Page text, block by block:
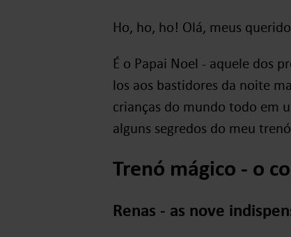
Ho, ho, ho! Olá, meus
É o Papai Noel - aquele dos
los aos bastidores da noite
crianças do mundo todo em
alguns segredos do meu
Trenó mágico - o
Renas - as nove